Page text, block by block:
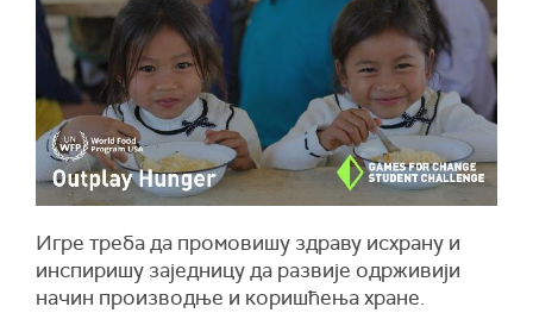
Игре треба да промовишу здраву исхрану и
инспиришу заједницу да развије одрживији
начин производње и коришћења хране.